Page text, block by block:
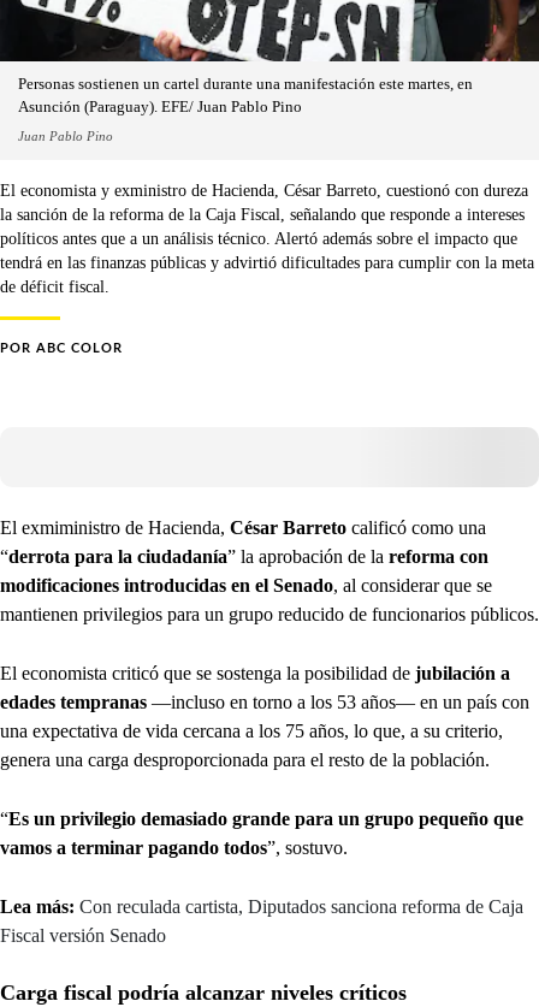
Personas sostienen un cartel durante una manifestación este martes, en
Asunción (Paraguay). EFE/ Juan Pablo Pino
Juan Pablo Pino
El economista y exministro de Hacienda, César Barreto, cuestionó con dureza
la sanción de la reforma de la Caja Fiscal, señalando que responde a intereses
políticos antes que a un análisis técnico. Alertó además sobre el impacto que
tendrá en las finanzas públicas y advirtió dificultades para cumplir con la meta
de déficit fiscal.
POR ABC COLOR
El exmiministro de Hacienda, César Barreto calificó como una
“derrota para la ciudadanía” la aprobación de la reforma con
modificaciones introducidas en el Senado, al considerar que se
mantienen privilegios para un grupo reducido de funcionarios públicos.
El economista criticó que se sostenga la posibilidad de jubilación a
edades tempranas —incluso en torno a los 53 años— en un país con
una expectativa de vida cercana a los 75 años, lo que, a su criterio,
genera una carga desproporcionada para el resto de la población.
“Es un privilegio demasiado grande para un grupo pequeño que
vamos a terminar pagando todos”, sostuvo.
Lea más: Con reculada cartista, Diputados sanciona reforma de Caja
Fiscal versión Senado
Carga fiscal podría alcanzar niveles críticos